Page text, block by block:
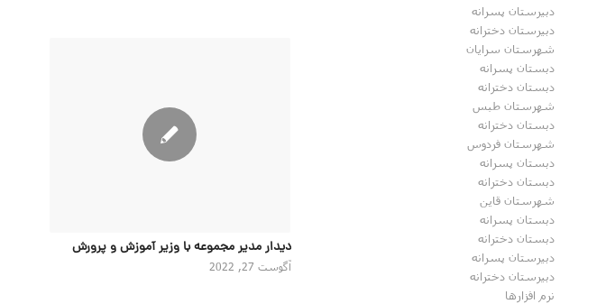
دیدار مدیر مجموعه با وزیر آموزش و پرورش
آگوست 27, 2022
دبیرستان پسرانه
دبیرستان دخترانه
شهرستان سرایان
دبستان پسرانه
دبستان دخترانه
شهرستان طبس
دبستان دخترانه
شهرستان فردوس
دبستان پسرانه
دبستان دخترانه
شهرستان قاین
دبستان پسرانه
دبستان دخترانه
دبیرستان پسرانه
دبیرستان دخترانه
نرم افزارها